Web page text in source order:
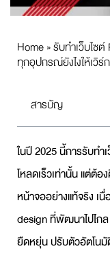
Home»รับทำเว็บไซ
ทุกอุปกรณ์ยังไงให้เวิร์ก
สารบัญ
ในปี 2025 นี้การรับทำ
โหลดเร็วเท่านั้น แต่ต้
หน้าจออย่างแท้จริง เ
designที่พัฒนาไปไกล
ยืดหยุ่น ปรับตัวอัตโน